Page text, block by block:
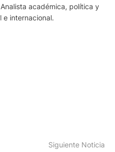
académica, política y
e internacional.
Siguiente Noticia